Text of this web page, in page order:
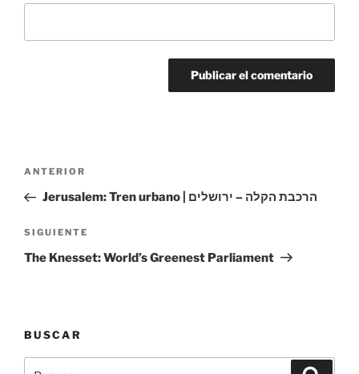
Navegación
entradas
Entrada
anterior:
ANTERIOR
Jerusalem: Tren urbano | הרכבת הקלה – ירושלים
Siguiente
entrada
SIGUIENTE
The Knesset: World’s Greenest Parliament
BUSCAR